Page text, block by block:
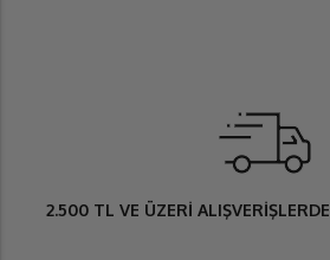
2.500 TL VE ÜZERİ ALIŞVERİŞLERDE